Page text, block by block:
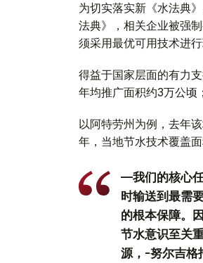
为切实落实新《水法典
法典》，相关企业被强
须采用最优可用技术进
得益于国家层面的有力
年均推广面积约3万公顷
以阿特劳州为例，去年
年，当地节水技术覆盖
—我们的核心
时输送到最需
的根本保障。
节水意识至关
源，-努尔吉格